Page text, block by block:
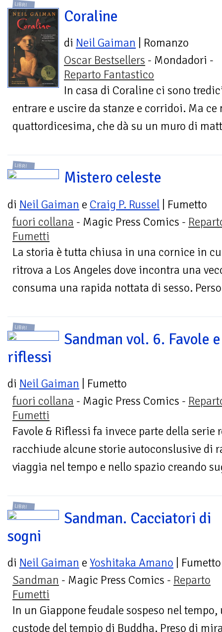
LIBRI
Coraline
di Neil Gaiman | Romanzo
Oscar Bestsellers - Mondadori -
Reparto Fantastico
In casa di Coraline ci sono
entrare e uscire da stanze e corridoi. Ma
quattordicesima, che dà su un muro di
LIBRI
Mistero celeste
di Neil Gaiman e Craig P. Russel | Fumetto
fuori collana - Magic Press Comics -
Fumetti
La storia è tutta chiusa in una cornice in
ritrova a Los Angeles dove incontra una
consuma una rapida nottata di sesso.
LIBRI
Sandman vol. 6. Favole e
riflessi
di Neil Gaiman | Fumetto
fuori collana - Magic Press Comics -
Fumetti
Favole & Riflessi fa invece parte della serie
racchiude alcune storie autoconslusive di
viaggia nel tempo e nello spazio creando
LIBRI
Sandman. Cacciatori di
sogni
di Neil Gaiman e Yoshitaka Amano | Fumetto
Sandman - Magic Press Comics - Reparto
Fumetti
In un Giappone feudale sospeso nel
custode del tempio di Buddha. Preso di